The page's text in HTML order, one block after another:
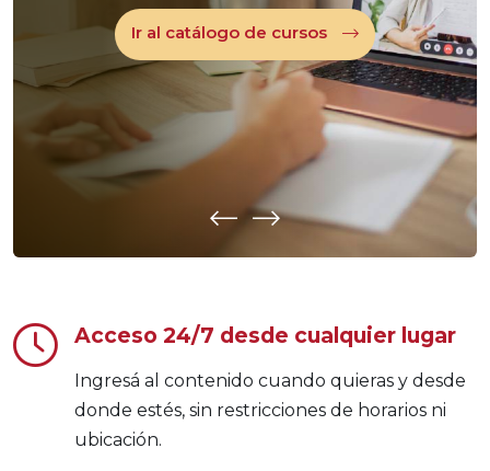
Ir al catálogo de cursos
Acceso 24/7 desde cualquier lugar
Ingresá al contenido cuando quieras y desde
donde estés, sin restricciones de horarios ni
ubicación.